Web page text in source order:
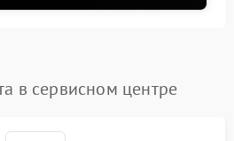
в сервисном центре